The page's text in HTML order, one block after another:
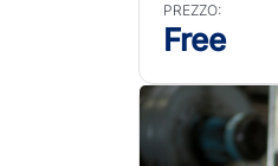
PREZZO:
Free